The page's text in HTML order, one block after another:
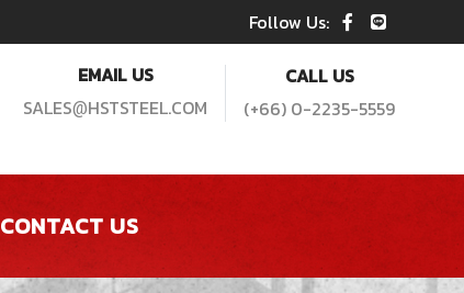
Follow Us:
EMAIL US
SALES@HSTSTEEL.COM
CALL US
(+66) 0-2235-5559
CONTACT US